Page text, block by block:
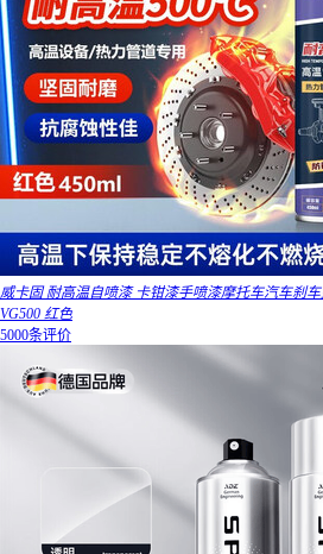
威卡固 耐高温自喷漆 卡钳漆手喷漆摩托车汽车刹
VG500 红色
5000条评价